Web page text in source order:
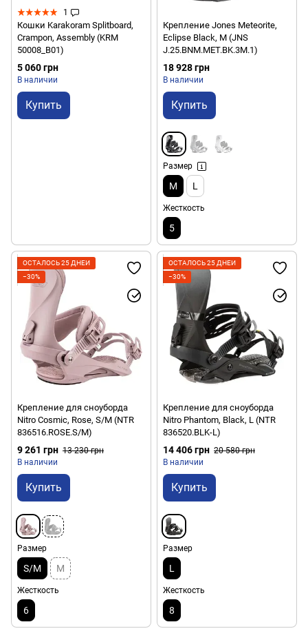
1
Кошки Karakoram Splitboard,
Crampon, Assembly (KRM
50008_B01)
5 060 грн
В наличии
Купить
Крепление Jones Meteorite,
Eclipse Black, M (JNS
J.25.BNM.MET.BK.3M.1)
18 928 грн
В наличии
Купить
Размер
M L
Жесткость
5
ОСТАЛОСЬ 25 ДНЕЙ
−30%
Крепление для сноуборда
Nitro Cosmic, Rose, S/M (NTR
836516.ROSE.S/M)
9 261 грн 13 230 грн
В наличии
Купить
Размер
S/M M
Жесткость
6
ОСТАЛОСЬ 25 ДНЕЙ
−30%
Крепление для сноуборда
Nitro Phantom, Black, L (NTR
836520.BLK-L)
14 406 грн 20 580 грн
В наличии
Купить
Размер
L
Жесткость
8